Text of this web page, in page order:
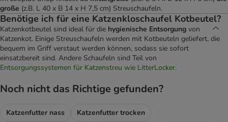
große (z.B. L 40 x B 14 x H 7,5 cm) Streuschaufeln.
Benötige ich für eine Katzenkloschaufel Kotbeutel?
Katzenkotbeutel sind ideal für die hygienische Entsorgung von
Katzenkot. Einige Streuschaufeln werden mit Kotbeuteln geliefert, die
bequem im Griff verstaut werden können, sodass sie sofort
einsatzbereit sind. Andere Schaufeln sind Teil von
Entsorgungssystemen für Katzenstreu wie LitterLocker.
Noch nicht das Richtige gefunden?
Katzenfutter nass
Katzenfutter trocken